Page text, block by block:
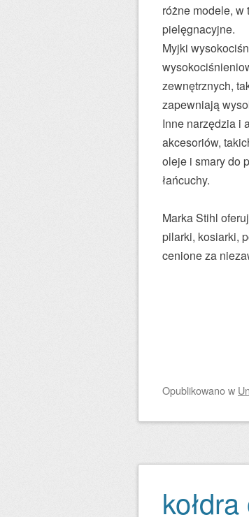
różne modele, w
pielęgnacyjne.
Myjki
zewnętrznych,
zapewniają
Inne narzędzia i
akcesoriów,
oleje i smary do
łańcuchy.
Marka Stihl
pilarki, kosiarki,
cenione za
Opublikowanow